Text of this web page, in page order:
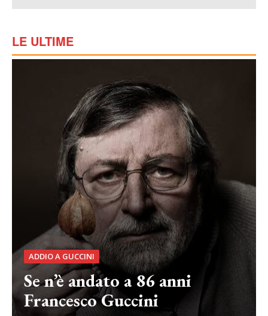
LE ULTIME
ADDIO A GUCCINI
Se n’è andato a 86 anni
Francesco Guccini